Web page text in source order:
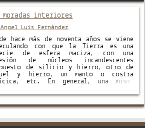
moradas interiores
Luis Fernández
hace más de noventa años se viene
con que la Tierra es una
de esfera maciza, con una
de núcleos incandescentes
de silicio y hierro, otro de
y hierro, un manto o costra
etc. En general, una misma
expuesta desde 1907 …